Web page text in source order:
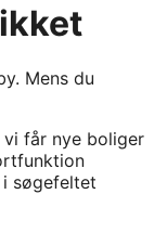
Mens du
får nye boliger
søgefeltet